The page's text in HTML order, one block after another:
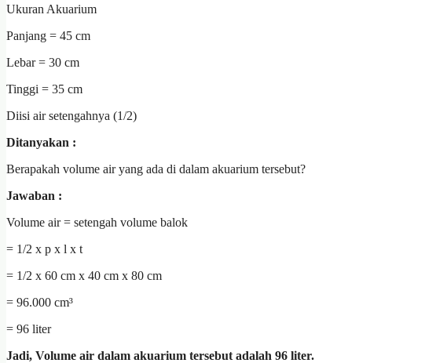
Ukuran Akuarium
Panjang = 45 cm
Lebar = 30 cm
Tinggi = 35 cm
Diisi air setengahnya (1/2)
Ditanyakan :
Berapakah volume air yang ada di dalam akuarium tersebut?
Jawaban :
Volume air = setengah volume balok
= 1/2 x p x l x t
= 1/2 x 60 cm x 40 cm x 80 cm
= 96.000 cm³
= 96 liter
Jadi, Volume air dalam akuarium tersebut adalah 96 liter.